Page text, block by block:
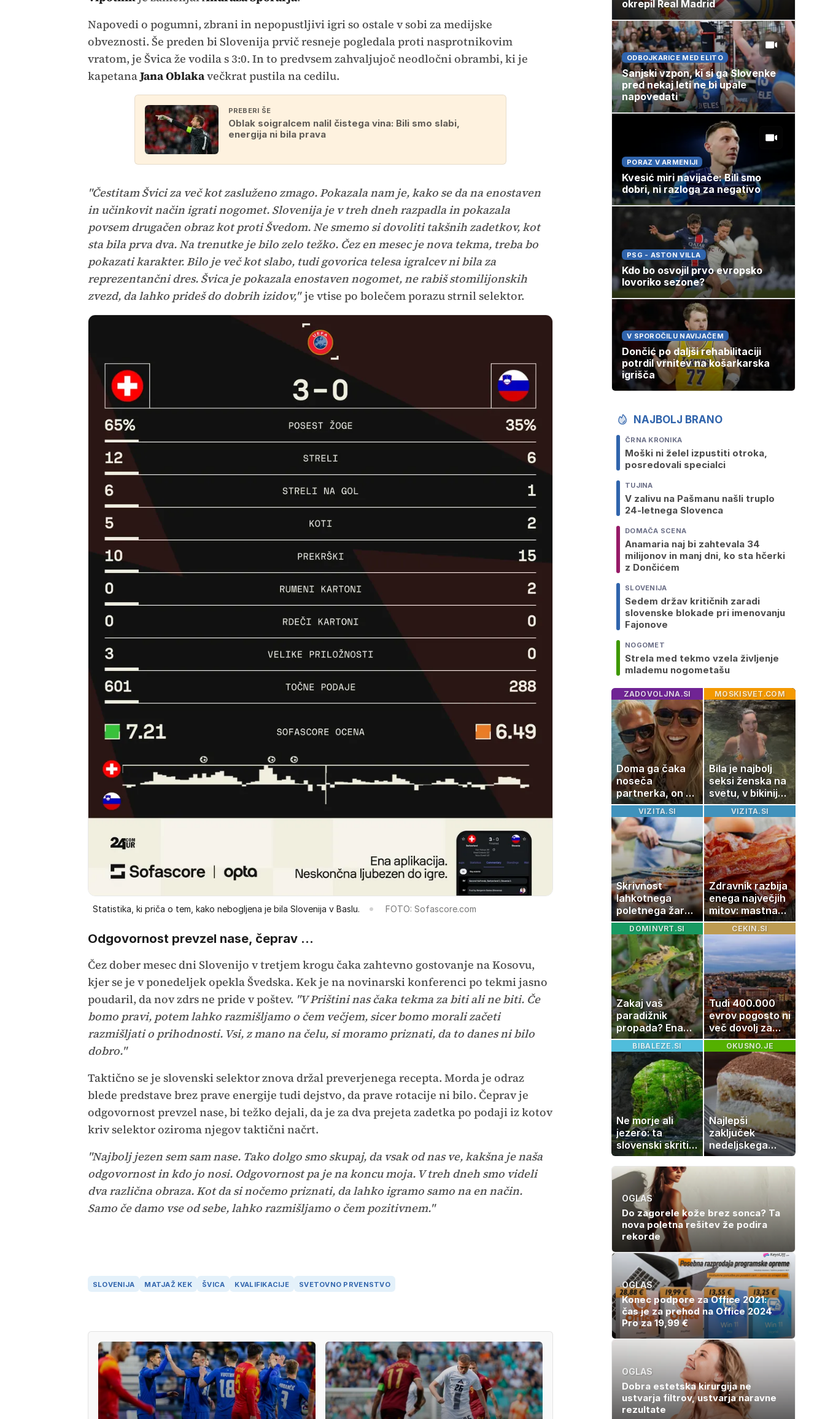
Napovedi o pogumni, zbrani in nepopustljivi igri so ostale v sobi za medijske
obveznosti. Še preden bi Slovenija prvič resneje pogledala proti nasprotnikovim
vratom, je Švica že vodila s 3:0. In to predvsem zahvaljujoč neodločni obrambi, ki je
kapetanaJana Oblakavečkrat pustila na cedilu.
PREBERI ŠE
Oblak soigralcem nalil čistega vina: Bili smo slabi,
energija ni bila prava
"Čestitam Švici za več kot zasluženo zmago. Pokazala nam je, kako se da na enostaven
in učinkovit način igrati nogomet. Slovenija je v treh dneh razpadla in pokazala
povsem drugačen obraz kot proti Švedom. Ne smemo si dovoliti takšnih zadetkov, kot
sta bila prva dva. Na trenutke je bilo zelo težko. Čez en mesec je nova tekma, treba bo
pokazati karakter. Bilo je več kot slabo, tudi govorica telesa igralcev ni bila za
reprezentančni dres. Švica je pokazala enostaven nogomet, ne rabiš stomilijonskih
zvezd, da lahko prideš do dobrih izidov,"je vtise po bolečem porazu strnil selektor.
Statistika, ki priča o tem, kako nebogljena je bila Slovenija v Baslu. FOTO: Sofascore.com
Odgovornost prevzel nase, čeprav ...
Čez dober mesec dni Slovenijo v tretjem krogu čaka zahtevno gostovanje na Kosovu,
kjer se je v ponedeljek opekla Švedska. Kek je na novinarski konferenci po tekmi jasno
poudaril, da nov zdrs ne pride v poštev. "V Prištini nas čaka tekma za biti ali ne biti. Če
bomo pravi, potem lahko razmišljamo o čem večjem, sicer bomo morali začeti
razmišljati o prihodnosti. Vsi, z mano na čelu, si moramo priznati, da to danes ni bilo
dobro."
Taktično se je slovenski selektor znova držal preverjenega recepta. Morda je odraz
blede predstave brez prave energije tudi dejstvo, da prave rotacije ni bilo. Čeprav je
odgovornost prevzel nase, bi težko dejali, da je za dva prejeta zadetka po podaji iz kotov
kriv selektor oziroma njegov taktični načrt.
"Najbolj jezen sem sam nase. Tako dolgo smo skupaj, da vsak od nas ve, kakšna je naša
odgovornost in kdo jo nosi. Odgovornost pa je na koncu moja. V treh dneh smo videli
dva različna obraza. Kot da si nočemo priznati, da lahko igramo samo na en način.
Samo če damo vse od sebe, lahko razmišljamo o čem pozitivnem."
SLOVENIJA MATJAŽ KEK ŠVICA KVALIFIKACIJE SVETOVNO PRVENSTVO
okrepil Real Madrid
ODBOJKARICE MED ELITO
Sanjski vzpon, ki si ga Slovenke
pred nekaj leti ne bi upale
napovedati
PORAZ V ARMENIJI
Kvesić miri navijače: Bili smo
dobri, ni razloga za negativo
PSG - ASTON VILLA
Kdo bo osvojil prvo evropsko
lovoriko sezone?
V SPOROČILU NAVIJAČEM
Dončić po daljši rehabilitaciji
potrdil vrnitev na košarkarska
igrišča
NAJBOLJ BRANO
ČRNA KRONIKA
Moški ni želel izpustiti otroka,
posredovali specialci
TUJINA
V zalivu na Pašmanu našli truplo
24-letnega Slovenca
DOMAČA SCENA
Anamaria naj bi zahtevala 34
milijonov in manj dni, ko sta hčerki
z Dončićem
SLOVENIJA
Sedem držav kritičnih zaradi
slovenske blokade pri imenovanju
Fajonove
NOGOMET
Strela med tekmo vzela življenje
mlademu nogometašu
ZADOVOLJNA.SI
Doma ga čaka
noseča
partnerka, on pa
dopustuje z
drugo
MOSKISVET.COM
Bila je najbolj
seksi ženska na
svetu, v bikiniju
znova navdušila
VIZITA.SI
Skrivnost
lahkotnega
poletnega žara,
po katerem ne
boste
potrebovali
popoldanskega
spanca
VIZITA.SI
Zdravnik razbija
enega največjih
mitov: mastna
jetra ne
nastanejo
zaradi slanine,
temveč zaradi
živila, ki ga
imamo vsi radi
DOMINVRT.SI
Zakaj vaš
paradižnik
propada? Ena
napaka lahko
uniči rastline –
tako jih rešite
CEKIN.SI
Tudi 400.000
evrov pogosto ni
več dovolj za
nakup
stanovanja
BIBALEZE.SI
Ne morje ali
jezero: ta
slovenski skriti
raj je kot
ustvarjen za
družinski izlet
OKUSNO.JE
Najlepši
zaključek
nedeljskega
kosila: 8 sladic
brez peke, ki se
OGLAS
Do zagorele kože brez sonca? Ta
nova poletna rešitev že podira
rekorde
OGLAS
Konec podpore za Office 2021:
čas je za prehod na Office 2024
Pro za 19,99 €
OGLAS
Dobra estetska kirurgija ne
ustvarja filtrov, ustvarja naravne
rezultate